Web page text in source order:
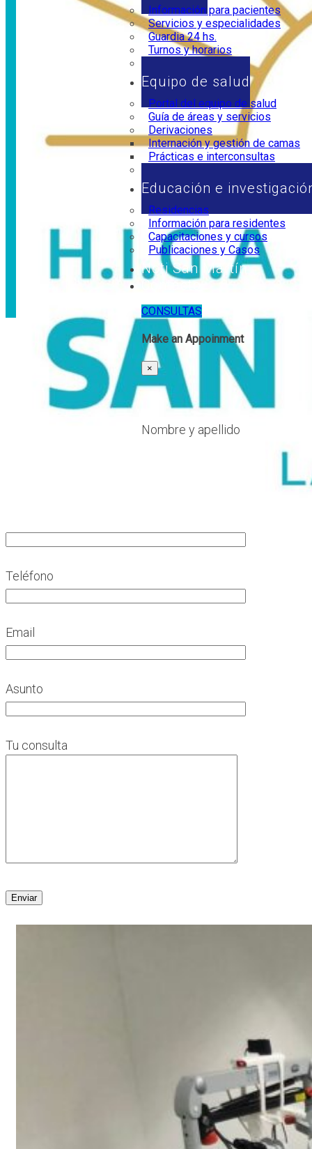
Información para pacientes
Servicios y especialidades
Guardia 24 hs.
Turnos y horarios
Equipo de salud
Portal del equipo de salud
Guía de áreas y servicios
Derivaciones
Internación y gestión de camas
Prácticas e interconsultas
Educación e
Residencias
Información para residentes
Capacitaciones y cursos
Publicaciones y Casos
Noti San Martín
Contacto
CONSULTAS
Make an Appoinment
×
Nombre y apellido
Teléfono
Email
Asunto
Tu consulta